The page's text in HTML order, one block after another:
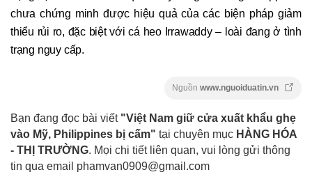
chưa chứng minh được hiệu quả của các biện pháp giảm
thiểu rủi ro, đặc biệt với cá heo Irrawaddy – loài đang ở tình
trạng nguy cấp.
Nguồn www.nguoiduatin.vn
Bạn đang đọc bài viết "Việt Nam giữ cửa xuất khẩu ghẹ
vào Mỹ, Philippines bị cấm" tại chuyên mục HÀNG HÓA
- THỊ TRƯỜNG. Mọi chi tiết liên quan, vui lòng gửi thông
tin qua email phamvan0909@gmail.com